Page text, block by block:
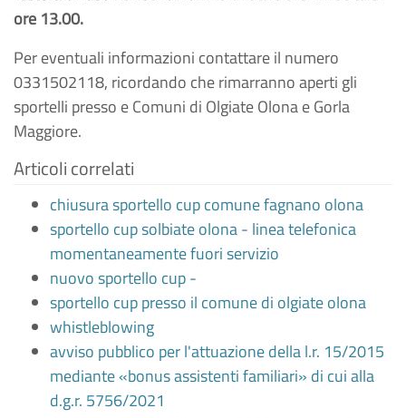
ore 13.00.
Per eventuali informazioni contattare il numero
0331502118, ricordando che rimarranno aperti gli
sportelli presso e Comuni di Olgiate Olona e Gorla
Maggiore.
Articoli correlati
chiusura sportello cup comune fagnano olona
sportello cup solbiate olona - linea telefonica
momentaneamente fuori servizio
nuovo sportello cup -
sportello cup presso il comune di olgiate olona
whistleblowing
avviso pubblico per l'attuazione della l.r. 15/2015
mediante «bonus assistenti familiari» di cui alla
d.g.r. 5756/2021